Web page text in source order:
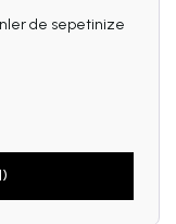
de sepetinize